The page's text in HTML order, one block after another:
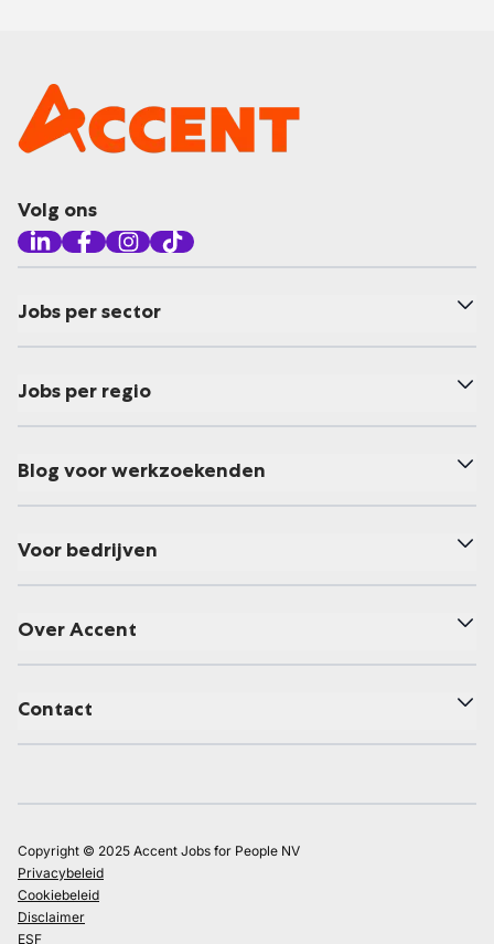
Volg ons
Jobs per sector
Jobs per regio
Blog voor werkzoekenden
Voor bedrijven
Over Accent
Contact
Copyright © 2025 Accent Jobs for People NV
Privacybeleid
Cookiebeleid
Disclaimer
ESF